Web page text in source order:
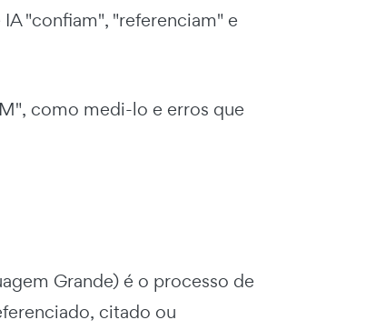
"confiam", "referenciam" e
como medi-lo e erros que
Grande) é o processo de
citado ou